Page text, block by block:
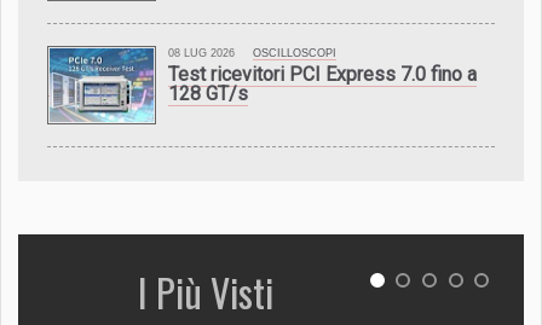
08 LUG 2026 OSCILLOSCOPI
Test ricevitori PCI Express 7.0 fino a
128 GT/s
I Più Visti